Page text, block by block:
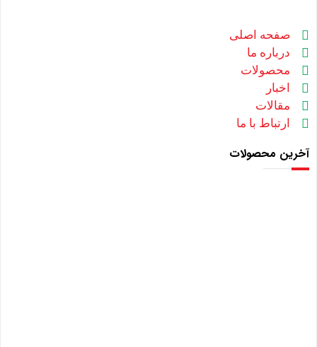
صفحه اصلی
درباره ما
محصولات
اخبار
مقالات
ارتباط با ما
آخرین محصولات